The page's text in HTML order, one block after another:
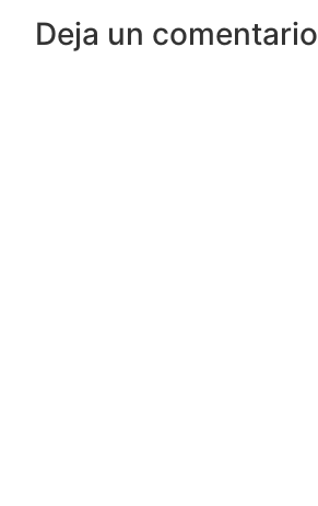
Deja un comentario